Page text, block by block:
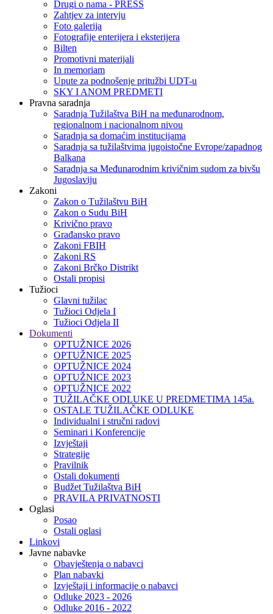
Drugi o nama - PRESS
Zahtjev za intervju
Foto galerija
Fotografije enterijera i eksterijera
Bilten
Promotivni materijali
In memoriam
Upute za podnošenje pritužbi UDT-u
SKY I ANOM PREDMETI
Pravna saradnja
Saradnja Tužilaštva BiH na međunarodnom,
regionalnom i nacionalnom nivou
Saradnja sa domaćim institucijama
Saradnja sa tužilaštvima jugoistočne Evrope/zapadnog
Balkana
Saradnja sa Međunarodnim krivičnim sudom za bivšu
Jugoslaviju
Zakoni
Zakon o Тužilaštvu BiH
Zakon o Sudu BiH
Krivično pravo
Građansko pravo
Zakoni FBIH
Zakoni RS
Zakoni Brčko Distrikt
Ostali propisi
Tužioci
Glavni tužilac
Tužioci Odjela I
Tužioci Odjela II
Dokumenti
OPTUŽNICE 2026
OPTUŽNICE 2025
OPTUŽNICE 2024
OPTUŽNICE 2023
OPTUŽNICE 2022
TUŽILAČKE ODLUKE U PREDMETIMA 145a.
OSTALE TUŽILAČKE ODLUKE
Individualni i stručni radovi
Seminari i Konferencije
Izvještaji
Strategije
Pravilnik
Ostali dokumenti
Budžet Tužilaštva BiH
PRAVILA PRIVATNOSTI
Oglasi
Posao
Ostali oglasi
Linkovi
Javne nabavke
Obavještenja o nabavci
Plan nabavki
Izvještaji i informacije o nabavci
Odluke 2023 - 2026
Odluke 2016 - 2022